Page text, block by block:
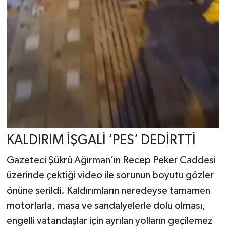
KALDIRIM İŞGALİ ‘PES’ DEDİRTTİ
Gazeteci Şükrü Ağırman’ın Recep Peker Caddesi
üzerinde çektiği video ile sorunun boyutu gözler
önüne serildi. Kaldırımların neredeyse tamamen
motorlarla, masa ve sandalyelerle dolu olması,
engelli vatandaşlar için ayrılan yolların geçilemez